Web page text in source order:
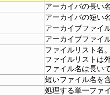
アーカイバの長い
アーカイバの短い
アーカイブファイ
アーカイブファイ
ファイルリスト名
ファイルリストは
ファイル名は長い
短いファイル名を
処理する単一ファ